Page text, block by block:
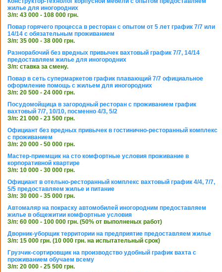
жилье для иногородних
З/п: 43 000 - 108 000 грн.
Повар горячего процесса в ресторан с опытом от 5 лет график 7/7 или
14/14 с обязательным проживанием
З/п: 35 000 - 38 000 грн.
Разнорабочий без вредных привычек вахтовый график 7/7, 14/14
предоставляем жилье для иногородних
З/п: ставка за смену.
Повар в сеть супермаркетов график плавающий 7/7 официальное
оформление помощь с жильем для иногородних
З/п: 20 500 - 24 000 грн.
Посудомойщица в загородный ресторан с проживанием график
вахтовый 7/7, 10/10, посменно 4/3, 5/2
З/п: 21 000 - 23 500 грн.
Официант без вредных привычек в гостинично-ресторанный комплекс
с проживанием
З/п: 20 000 - 50 000 грн.
Мастер-приемщик на сто комфортные условия проживание в
корпоративной квартире
З/п: 10 000 - 30 000 грн.
Официант в отельно-ресторанный комплекс вахтовый график 4/4, 7/7,
5/5 предоставляем жилье и питание
З/п: 30 000 - 35 000 грн.
Автомаляр на покраску автомобилей иногородним предоставляем
жилье в общежитии комфортные условия
З/п: 60 000 - 100 000 грн. (50% от выполненых работ)
Дворник-уборщик территории на предприятие предоставляем жилье
З/п: 15 000 грн. (10 000 грн. на испытательный срок)
Грузчик-сортировщик на производство удобный график вахта с
проживанием обучаем всему
З/п: 20 000 - 25 500 грн.